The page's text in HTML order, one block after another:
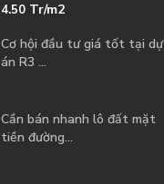
4.50 Tr/m2
Cơ hội đầu tư giá tốt tại dự
án R3 ...
Cần bán nhanh lô đất mặt
tiền đường...